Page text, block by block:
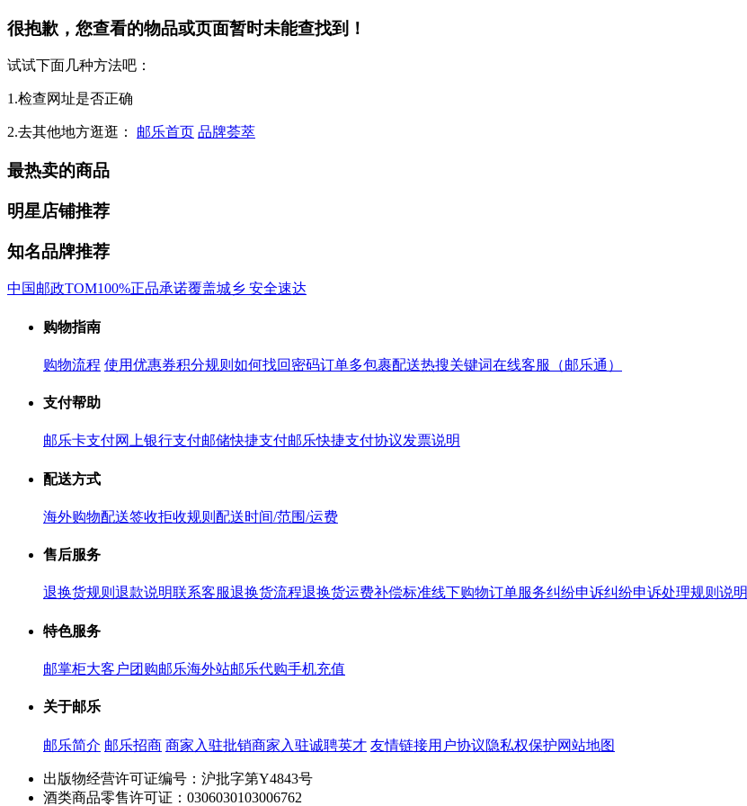
很抱歉，您查看的物品或页面暂时未能查找到！
试试下面几种方法吧：
1.检查网址是否正确
2.去其他地方逛逛： 邮乐首页 品牌荟萃
最热卖的商品
明星店铺推荐
知名品牌推荐
中国邮政TOM100%正品承诺覆盖城乡 安全速达
购物指南
购物流程 使用优惠券积分规则 如何找回密码订单多包裹配送热搜关键词在线客服（邮乐通）
支付帮助
邮乐卡支付网上银行支付邮储快捷支付邮乐快捷支付协议发票说明
配送方式
海外购物配送签收拒收规则 配送时间/范围/运费
售后服务
退换货规则 退款说明联系客服退换货流程退换货运费补偿标准线下购物订单服务纠纷申诉纠纷申诉处理规则说明
特色服务
邮掌柜大客户团购邮乐海外站邮乐代购手机充值
关于邮乐
邮乐简介 邮乐招商 商家入驻批销商家入驻诚聘英才 友情链接用户协议隐私权保护网站地图
出版物经营许可证编号：沪批字第Y4843号
酒类商品零售许可证：0306030103006762